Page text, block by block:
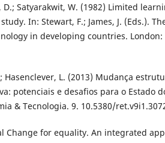
D.; Satyarakwit, W. (1982) Limited
In: Stewart, F.; James, J. (Eds.).
in developing countries. London:
Hasenclever, L. (2013) Mudança
potenciais e desafios para o Estado
& Tecnologia. 9. 10.5380/
Change for equality. An integrated